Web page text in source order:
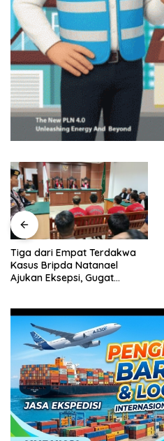
Tiga dari Empat Terdakwa
Kasus Bripda Natanael
Ajukan Eksepsi, Gugat